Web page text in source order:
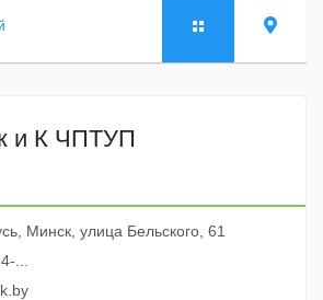
и К ЧПТУП
Минск, улица Бельского, 61
...